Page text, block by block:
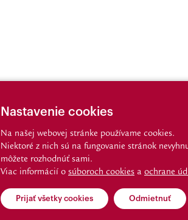
Nastavenie cookies
Na našej webovej stránke používame cookies.
Niektoré z nich sú na fungovanie stránok
môžete rozhodnúť sami.
Viac informácií o súboroch cookies a ochrane
Prijať všetky cookies Odmietnuť